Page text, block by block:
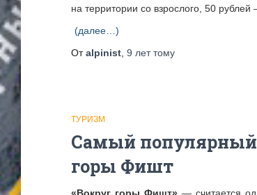
на территории со взрослого, 50 рублей
(далее…)
Отalpinist 9 леттому
ТУРИЗМ
Самый популярный
горы Фишт